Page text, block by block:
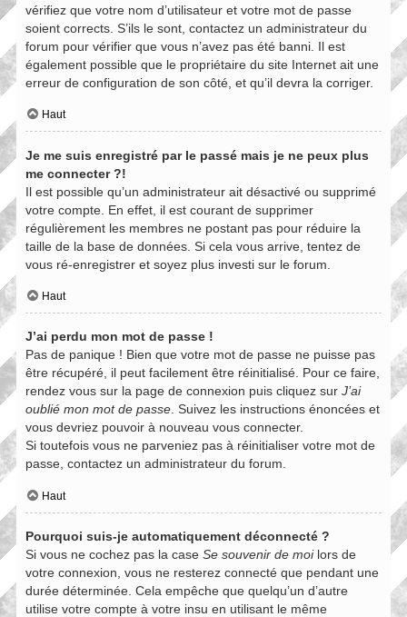
vérifiez que votre nom d’utilisateur et votre mot de passe
soient corrects. S’ils le sont, contactez un administrateur du
forum pour vérifier que vous n’avez pas été banni. Il est
également possible que le propriétaire du site Internet ait une
erreur de configuration de son côté, et qu’il devra la corriger.
Haut
Je me suis enregistré par le passé mais je ne peux plus
me connecter ?!
Il est possible qu’un administrateur ait désactivé ou supprimé
votre compte. En effet, il est courant de supprimer
régulièrement les membres ne postant pas pour réduire la
taille de la base de données. Si cela vous arrive, tentez de
vous ré-enregistrer et soyez plus investi sur le forum.
Haut
J’ai perdu mon mot de passe !
Pas de panique ! Bien que votre mot de passe ne puisse pas
être récupéré, il peut facilement être réinitialisé. Pour ce faire,
rendez vous sur la page de connexion puis cliquez sur J’ai
oublié mon mot de passe. Suivez les instructions énoncées et
vous devriez pouvoir à nouveau vous connecter.
Si toutefois vous ne parveniez pas à réinitialiser votre mot de
passe, contactez un administrateur du forum.
Haut
Pourquoi suis-je automatiquement déconnecté ?
Si vous ne cochez pas la case Se souvenir de moilors de
votre connexion, vous ne resterez connecté que pendant une
durée déterminée. Cela empêche que quelqu’un d’autre
utilise votre compte à votre insu en utilisant le même